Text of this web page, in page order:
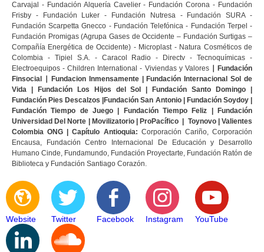
Carvajal - Fundación Alquería Cavelier - Fundación Corona - Fundación
Frisby - Fundación Luker - Fundación Nutresa - Fundación SURA -
Fundación Scarpetta Gnecco - Fundación Telefónica - Fundación Terpel -
Fundación Promigas (Agrupa Gases de Occidente – Fundación Surtigas –
Compañía Energética de Occidente) - Microplast - Natura Cosméticos de
Colombia - Tipiel S.A. - Caracol Radio - Directv - Tecnoquímicas -
Electroequipos - Children International - Viviendas y Valores
Fundación
Finsocial
Fundacion Inmensamente | Fundación Internacional Sol de
Vida | Fundación Los Hijos del Sol | Fundación Santo Domingo |
Fundación Pies Descalzos |Fundación San Antonio | Fundación Soydoy |
Fundación Tiempo de Juego | Fundación Tiempo Feliz | Fundación
Universidad Del Norte | Movilizatorio | ProPacífico | Toynovo | Valientes
Colombia ONG | Capítulo Antioquia: Corporación Cariño, Corporación
Encausa, Fundación Centro Internacional De Educación y Desarrollo
Humano Cinde, Fundamundo, Fundación Proyectarte, Fundación Ratón de
Biblioteca y Fundación Santiago Corazón.
Website Twitter Facebook Instagram YouTube